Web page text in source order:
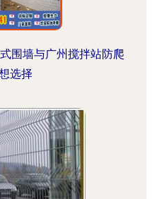
围墙与广州搅拌站防爬
选择